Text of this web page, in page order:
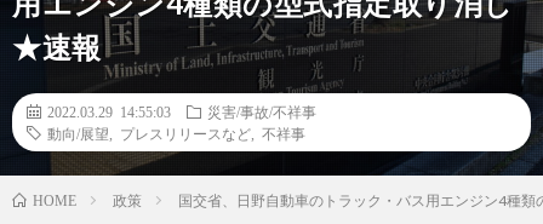
★速報
2022.03.29 14:55:03
災害/事故/不祥事
動向/展望
プレスリリースなど 不祥事
HOME 政策 国交省、日野自動車のトラック・バス用エンジン4種